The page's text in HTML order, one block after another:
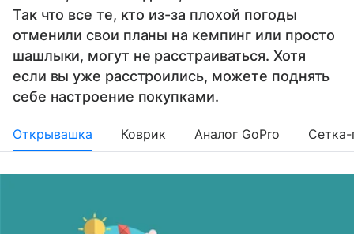
Так что все те, кто из-за плохой погоды
отменили свои планы на кемпинг или просто
шашлыки, могут не расстраиваться. Хотя
если вы уже расстроились, можете поднять
себе настроение покупками.
Открывашка Коврик Аналог GoPro Сетка-